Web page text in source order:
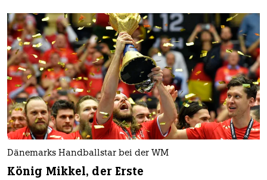
Dänemarks Handballstar bei der WM
König Mikkel, der Erste